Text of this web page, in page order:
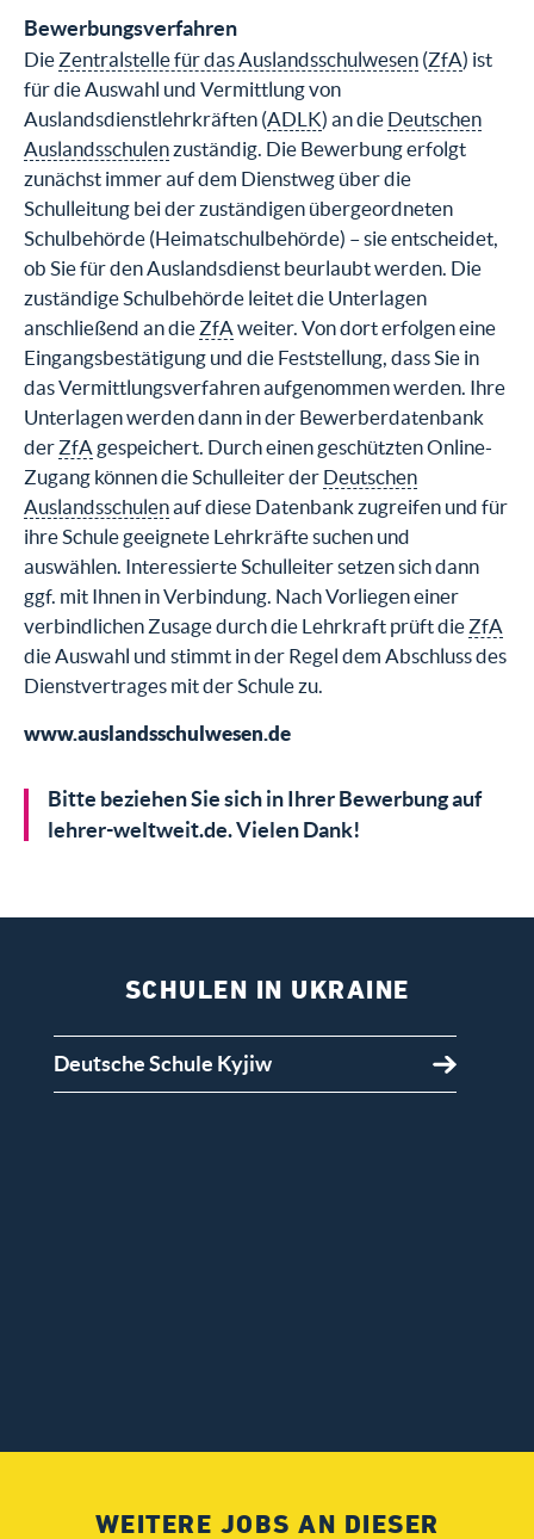
Bewerbungsverfahren
Die Zentralstelle für das Auslandsschulwesen (ZfA) ist
für die Auswahl und Vermittlung von
Auslandsdienstlehrkräften (ADLK) an die Deutschen
Auslandsschulenzuständig. Die Bewerbung erfolgt
zunächst immer auf dem Dienstweg über die
Schulleitung bei der zuständigen übergeordneten
Schulbehörde (Heimatschulbehörde) – sie entscheidet,
ob Sie für den Auslandsdienst beurlaubt werden. Die
zuständige Schulbehörde leitet die Unterlagen
anschließend an die ZfA weiter. Von dort erfolgen eine
Eingangsbestätigung und die Feststellung, dass Sie in
das Vermittlungsverfahren aufgenommen werden. Ihre
Unterlagen werden dann in der Bewerberdatenbank
der ZfA gespeichert. Durch einen geschützten Online-
Zugang können die Schulleiter der Deutschen
Auslandsschulenauf diese Datenbank zugreifen und für
ihre Schule geeignete Lehrkräfte suchen und
auswählen. Interessierte Schulleiter setzen sich dann
ggf. mit Ihnen in Verbindung. Nach Vorliegen einer
verbindlichen Zusage durch die Lehrkraft prüft die ZfA
die Auswahl und stimmt in der Regel dem Abschluss des
Dienstvertrages mit der Schule zu.
www.auslandsschulwesen.de
Bitte beziehen Sie sich in Ihrer Bewerbung auf
lehrer-weltweit.de. Vielen Dank!
SCHULEN IN UKRAINE
Deutsche Schule Kyjiw
WEITERE JOBS AN DIESER